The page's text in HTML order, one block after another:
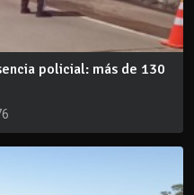
policial: más de 130